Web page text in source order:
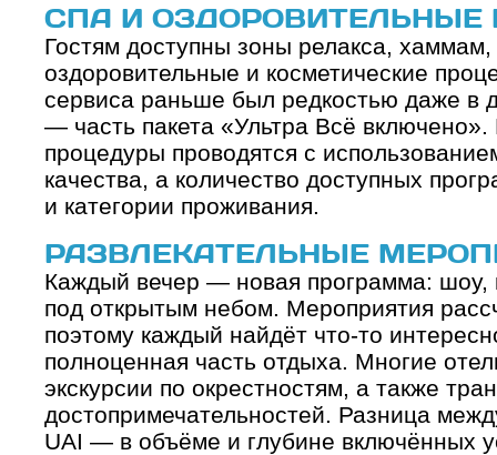
СПА И ОЗДОРОВИТЕЛЬНЫЕ
Гостям доступны зоны релакса,
оздоровительные и косметические
сервиса раньше был редкостью даже в
— часть пакета «Ультра Всё
процедуры проводятся с
качества, а количество доступных
и категории проживания.
РАЗВЛЕКАТЕЛЬНЫЕ
Каждый вечер — новая программа: шоу,
под открытым небом. Мероприятия
поэтому каждый найдёт что-то
полноценная часть отдыха. Многие
экскурсии по окрестностям, а также
достопримечательностей. Разница
UAI — в объёме и глубине включённых